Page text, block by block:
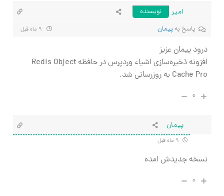
امیر
نویسنده
پاسخ بهپیمان
درود پیمان عزیز
افزونه ذخیره‌سازی اشیاء وردپرس در حافظه Redis Object
Cache Pro به روزرسانی شد.
۰
پیمان
نسخه جدیدش امده
۰